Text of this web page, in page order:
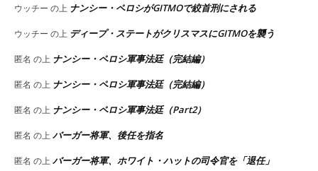
ウッチー の上 ナンシー・ペロシがGITMOで絞首刑にされる
ウッチー の上 ディープ・ステートがクリスマスにGITMOを襲う
匿名 の上 ナンシー・ペロシ軍事法廷（完結編）
匿名 の上 ナンシー・ペロシ軍事法廷（完結編）
匿名 の上 ナンシー・ペロシ軍事法廷（Part2）
匿名 の上 バーガー将軍、後任を指名
匿名 の上 バーガー将軍、ホワイト・ハットの司令官を「退任」